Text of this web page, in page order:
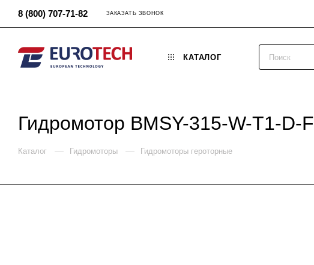
8 (800) 707-71-82 ЗАКАЗАТЬ ЗВОНОК
КАТАЛОГ
Гидромотор BMSY-315-W-T1-D-F
Каталог — Гидромоторы — Гидромоторы героторные